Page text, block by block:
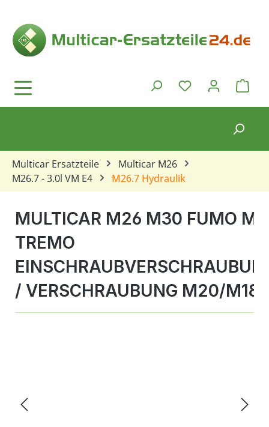
Du hast 0
Multicar Ersatzteile
Multicar M26
M26.7 - 3.0l VM E4
M26.7 Hydraulik
MULTICAR M26 M30 FUMO
TREMO
/ VERSCHRAUBUNG M20/M18